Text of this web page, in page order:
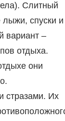
Слитный
лыжи, спуски и
вариант –
отдыха.
они
стразами. Их